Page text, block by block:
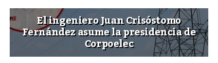
El ingeniero Juan Crisóstomo
Fernández asume la presidencia de
Corpoelec